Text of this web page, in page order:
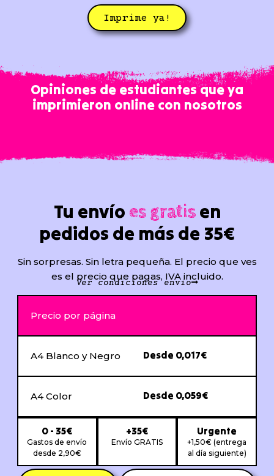
Imprime ya!
Opiniones de estudiantes que ya
imprimieron online con nosotros
Tu envío es gratis en
pedidos de más de 35€
Sin sorpresas. Sin letra pequeña. El precio que ves
es el precio que pagas, IVA incluido.
Ver condiciones envío
Precio por página
A4 Blanco y Negro Desde 0,017€
A4 Color Desde 0,059€
0 - 35€
Gastos de envío
desde 2,90€
+35€
Envío GRATIS
Urgente
+1,50€ (entrega
al día siguiente)